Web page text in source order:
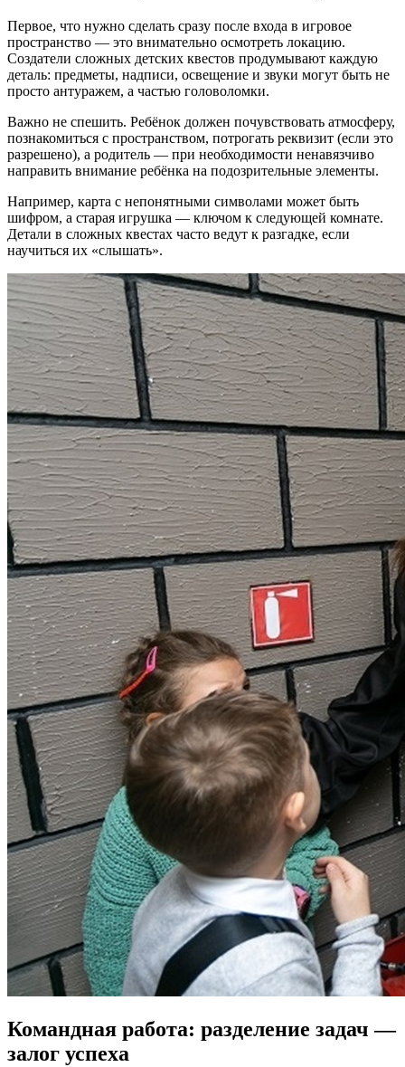
Первое, что нужно сделать сразу после входа в игровое
пространство — это внимательно осмотреть локацию.
Создатели сложных детских квестов продумывают каждую
деталь: предметы, надписи, освещение и звуки могут быть не
просто антуражем, а частью головоломки.
Важно не спешить. Ребёнок должен почувствовать атмосферу,
познакомиться с пространством, потрогать реквизит (если это
разрешено), а родитель — при необходимости ненавязчиво
направить внимание ребёнка на подозрительные элементы.
Например, карта с непонятными символами может быть
шифром, а старая игрушка — ключом к следующей комнате.
Детали в сложных квестах часто ведут к разгадке, если
научиться их «слышать».
Командная работа: разделение задач —
залог успеха